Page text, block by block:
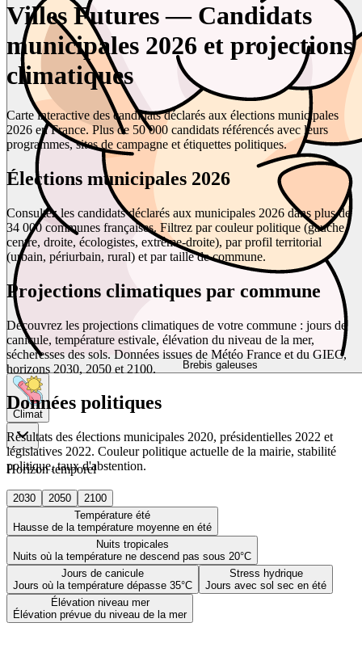
Brebis galeuses
Climat
Horizon temporel
2030 2050
2100
Température été
Hausse de la température moyenne en été
Nuits tropicales
Nuits où la température ne descend pas sous 20°C
Jours de canicule
Jours où la température dépasse 35°C
Stress hydrique
Jours avec sol sec en été
Élévation niveau mer
Élévation prévue du niveau de la mer
Villes Futures — Candidats
municipales 2026 et projections
climatiques
Carte interactive des candidats déclarés aux élections municipales
2026 en France. Plus de 50 000 candidats référencés avec leurs
programmes, sites de campagne et étiquettes politiques.
Élections municipales 2026
Consultez les candidats déclarés aux municipales 2026 dans plus de
34 000 communes françaises. Filtrez par couleur politique (gauche,
centre, droite, écologistes, extrême-droite), par profil territorial
(urbain, périurbain, rural) et par taille de commune.
Projections climatiques par commune
Découvrez les projections climatiques de votre commune : jours de
canicule, température estivale, élévation du niveau de la mer,
sécheresses des sols. Données issues de Météo France et du GIEC,
horizons 2030, 2050 et 2100.
Données politiques
Résultats des élections municipales 2020, présidentielles 2022 et
législatives 2022. Couleur politique actuelle de la mairie, stabilité
politique, taux d'abstention.